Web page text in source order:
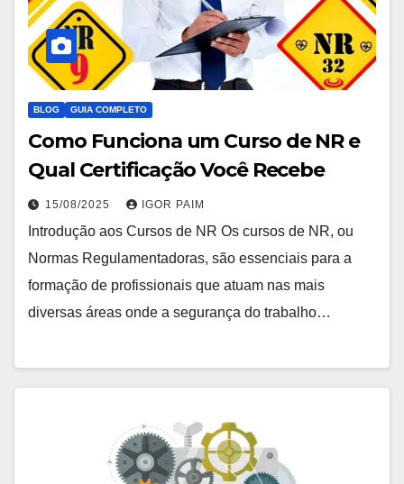
BLOG GUIA COMPLETO
Como Funciona um Curso de NR e
Qual Certificação Você Recebe
15/08/2025 IGOR PAIM
Introdução aos Cursos de NR Os cursos de NR, ou
Normas Regulamentadoras, são essenciais para a
formação de profissionais que atuam nas mais
diversas áreas onde a segurança do trabalho…